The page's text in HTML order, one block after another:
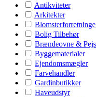
Antikviteter
Arkitekter
Bolig Tilbehør
Brændeovne &
Byggematerialer
Ejendomsmægler
Farvehandler
Gardinbutikker
Haveudstyr